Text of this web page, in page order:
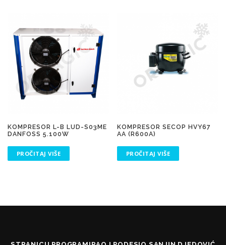
KOMPRESOR L-B LUD-S03ME
DANFOSS 5.100W
PROČITAJ VIŠE
KOMPRESOR SECOP HVY67
AA (R600A)
PROČITAJ VIŠE